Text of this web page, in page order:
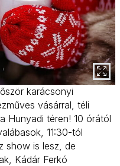
karácsonyi
vásárral, téli
Hunyadi téren! 10 órától
11:30-tól
show is lesz, de
Kádár Ferkó